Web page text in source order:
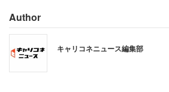
制の勤務になっており定時で帰る
日出勤は基本的に発生しないが事
生したときは呼び出しを受けるこ
れも年に数回あるかないかといっ
Author
キャリコネニュース編集部